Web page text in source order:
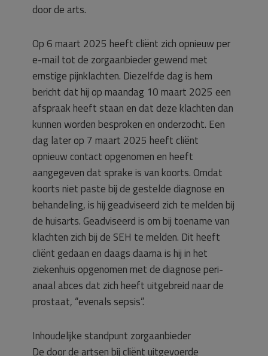
door de arts.
Op 6 maart 2025 heeft cliënt zich opnieuw per
e-mail tot de zorgaanbieder gewend met
ernstige pijnklachten. Diezelfde dag is hem
bericht dat hij op maandag 10 maart 2025 een
afspraak heeft staan en dat deze klachten dan
kunnen worden besproken en onderzocht. Een
dag later op 7 maart 2025 heeft cliënt
opnieuw contact opgenomen en heeft
aangegeven dat sprake is van koorts. Omdat
koorts niet paste bij de gestelde diagnose en
behandeling, is hij geadviseerd zich te melden bij
de huisarts. Geadviseerd is om bij toename van
klachten zich bij de SEH te melden. Dit heeft
cliënt gedaan en daags daarna is hij in het
ziekenhuis opgenomen met de diagnose peri-
anaal abces dat zich heeft uitgebreid naar de
prostaat, “evenals sepsis”.
Inhoudelijke standpunt zorgaanbieder
De door de artsen bij cliënt uitgevoerde